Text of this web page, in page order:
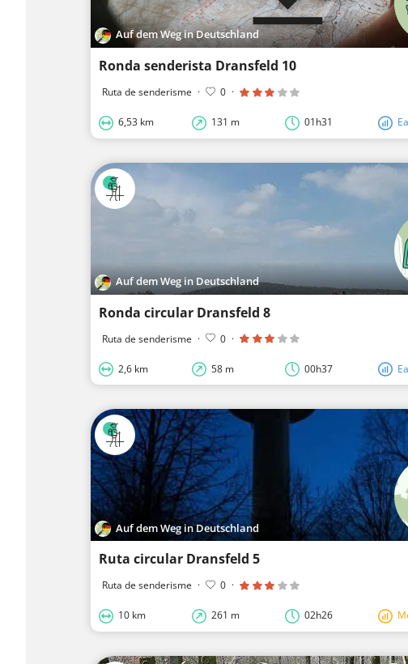
Auf dem Weg in Deutschland
Ronda senderista Dransfeld 10
Ruta de senderisme · 0 ·
6,53 km 131 m 01h31
Auf dem Weg in Deutschland
Ronda circular Dransfeld 8
Ruta de senderisme · 0 ·
2,6 km 58 m 00h37
Auf dem Weg in Deutschland
Ruta circular Dransfeld 5
Ruta de senderisme · 0 ·
10 km 261 m 02h26